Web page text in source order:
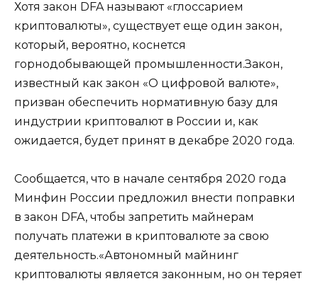
Хотя закон DFA называют «глоссарием
криптовалюты», существует еще один закон,
который, вероятно, коснется
горнодобывающей промышленности.Закон,
известный как закон «О цифровой валюте»,
призван обеспечить нормативную базу для
индустрии криптовалют в России и, как
ожидается, будет принят в декабре 2020 года.
Сообщается, что в начале сентября 2020 года
Минфин России предложил внести поправки
в закон DFA, чтобы запретить майнерам
получать платежи в криптовалюте за свою
деятельность.«Автономный майнинг
криптовалюты является законным, но он теряет